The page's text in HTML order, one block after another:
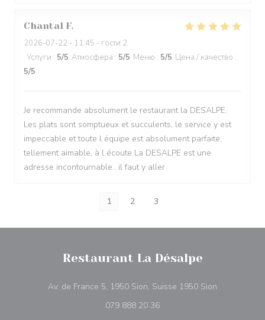
Chantal F
2026-07-22 - 11:45 - гости 2
Услуги : 5/5 Атмосфера : 5/5 Меню : 5/5 Цена / качество :
5/5
Je recommande absolument le restaurant la DESALPE.
Les plats sont somptueux et succulents, le service y est
impeccable et toute l équipe est absolument parfaite,
tellement aimable, à l écoute La DESALPE est une
adresse incontournable.. il faut y aller
1 2 3
Restaurant La Désalpe
Av. de France 5, 1950 Sion, Suisse 1950 Sion
079 888 20 36